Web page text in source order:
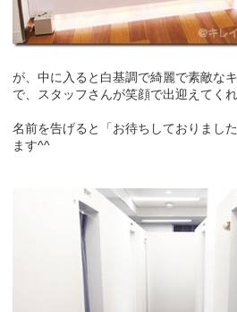
が、中に入ると白基調で綺麗で素敵な
で、スタッフさんが笑顔で出迎えてくれ
名前を告げると「お待ちしておりまし
ます^^